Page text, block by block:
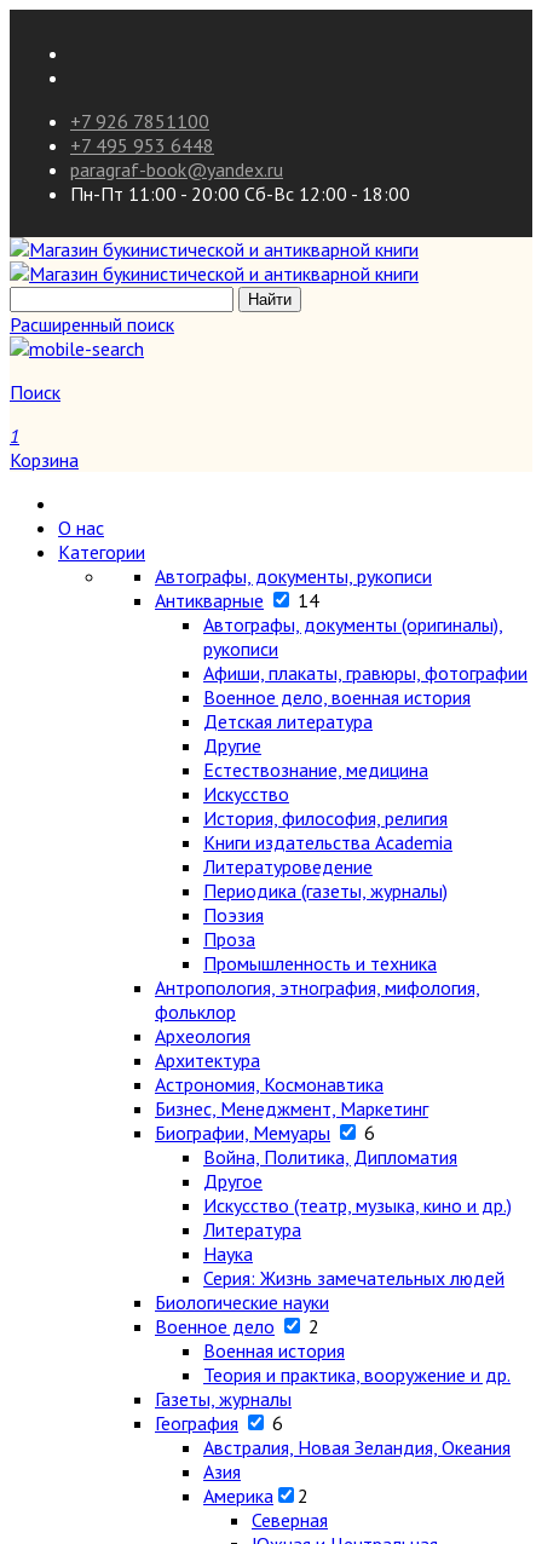
+7 926 7851100
+7 495 953 6448
paragraf-book@yandex.ru
Пн-Пт 11:00 - 20:00 Сб-Вс 12:00 - 18:00
Расширенный поиск
Поиск
1
Корзина
О нас
Категории
Автографы, документы, рукописи
Антикварные
14
Автографы, документы (оригиналы),
рукописи
Афиши, плакаты, гравюры, фотографии
Военное дело, военная история
Детская литература
Другие
Естествознание, медицина
Искусство
История, философия, религия
Книги издательства Academia
Литературоведение
Периодика (газеты, журналы)
Поэзия
Проза
Промышленность и техника
Антропология, этнография, мифология,
фольклор
Археология
Архитектура
Астрономия, Космонавтика
Бизнес, Менеджмент, Маркетинг
Биографии, Мемуары
6
Война, Политика, Дипломатия
Другое
Искусство (театр, музыка, кино и др.)
Литература
Наука
Серия: Жизнь замечательных людей
Биологические науки
Военное дело
2
Военная история
Теория и практика, вооружение и др.
Газеты, журналы
География
6
Австралия, Новая Зеландия, Океания
Азия
Америка
2
Северная